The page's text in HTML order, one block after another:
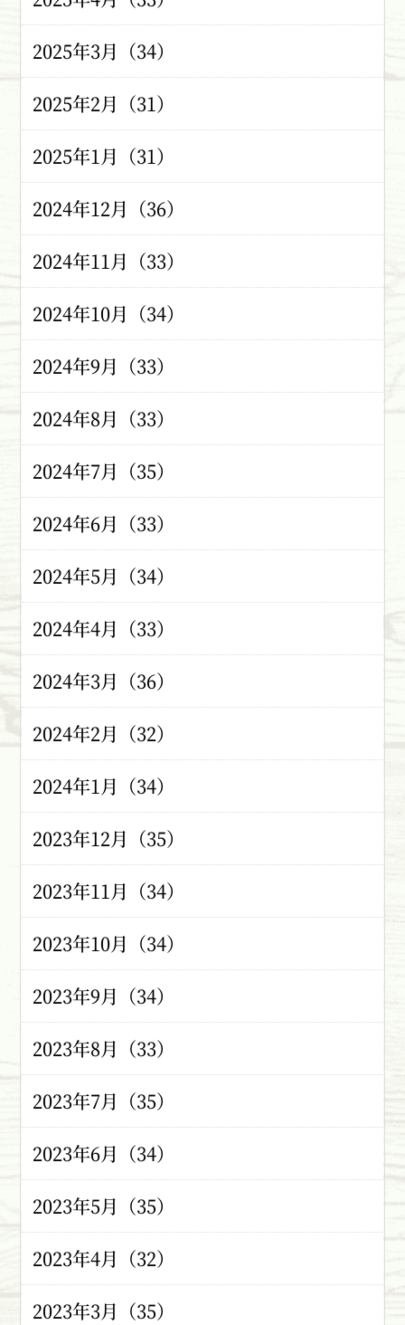
2025年3月（34）
2025年2月（31）
2025年1月（31）
2024年12月（36）
2024年11月（33）
2024年10月（34）
2024年9月（33）
2024年8月（33）
2024年7月（35）
2024年6月（33）
2024年5月（34）
2024年4月（33）
2024年3月（36）
2024年2月（32）
2024年1月（34）
2023年12月（35）
2023年11月（34）
2023年10月（34）
2023年9月（34）
2023年8月（33）
2023年7月（35）
2023年6月（34）
2023年5月（35）
2023年4月（32）
2023年3月（35）